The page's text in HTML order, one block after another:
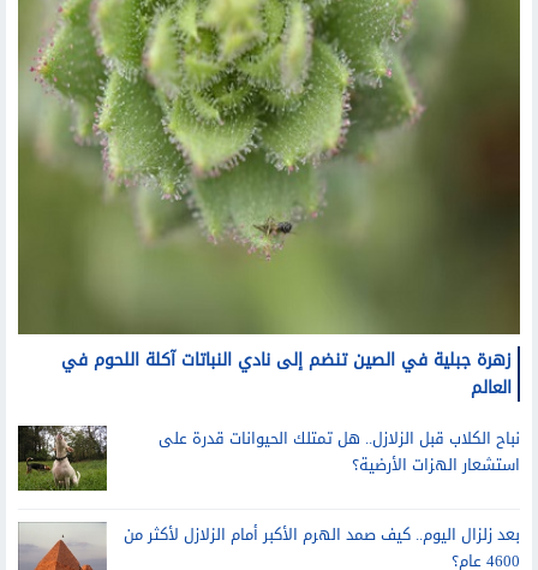
زهرة جبلية في الصين تنضم إلى نادي النباتات آكلة اللحوم في
العالم
نباح الكلاب قبل الزلازل.. هل تمتلك الحيوانات قدرة على
استشعار الهزات الأرضية؟
بعد زلزال اليوم.. كيف صمد الهرم الأكبر أمام الزلازل لأكثر من